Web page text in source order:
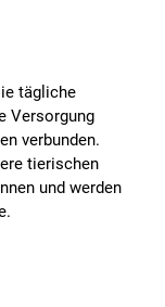
tägliche
Versorgung
verbunden.
tierischen
und werden